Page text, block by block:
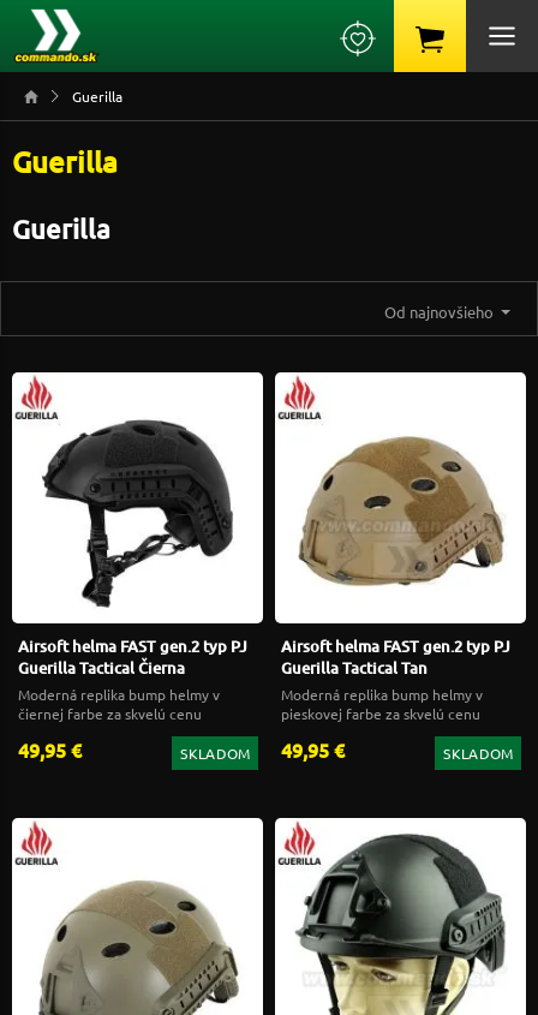
Guerilla
Guerilla
Guerilla
Od najnovšieho
Airsoft helma FAST gen.2 typ PJ
Guerilla Tactical Čierna
Moderná replika bump helmy v
čiernej farbe za skvelú cenu
49,95 € SKLADOM
Airsoft helma FAST gen.2 typ PJ
Guerilla Tactical Tan
Moderná replika bump helmy v
pieskovej farbe za skvelú cenu
49,95 € SKLADOM